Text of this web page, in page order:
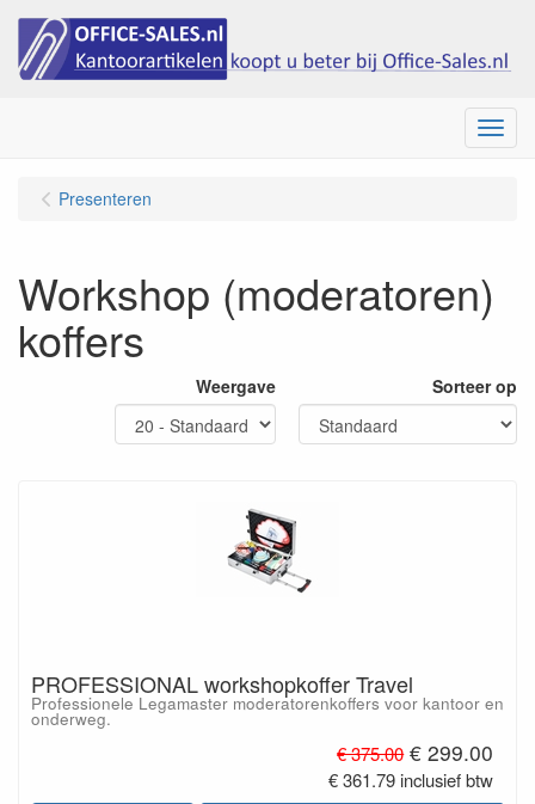
Menu
Presenteren
Workshop (moderatoren)
koffers
Weergave Sorteer op
PROFESSIONAL workshopkoffer Travel
Professionele Legamaster moderatorenkoffers voor kantoor en
onderweg.
€ 375.00 € 299.00
€ 361.79 inclusief btw